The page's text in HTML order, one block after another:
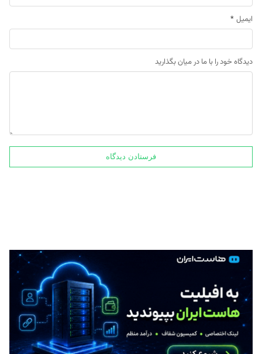
ایمیل *
دیدگاه خود را با ما در میان بگذارید